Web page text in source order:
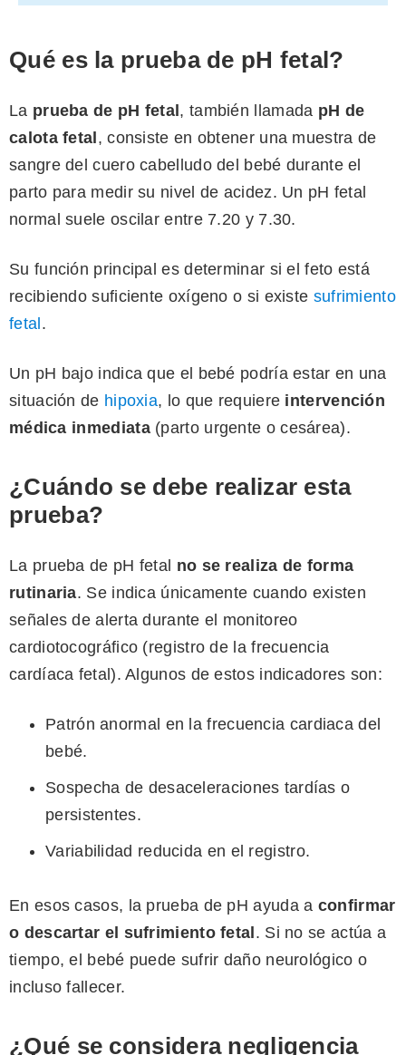
Qué es la prueba de pH fetal?
La prueba de pH fetal , también llamada pH de
calota fetal , consiste en obtener una muestra de
sangre del cuero cabelludo del bebé durante el
parto para medir su nivel de acidez. Un pH fetal
normal suele oscilar entre 7.20 y 7.30.
Su función principal es determinar si el feto está
recibiendo suficiente oxígeno o si existe sufrimiento
fetal .
Un pH bajo indica que el bebé podría estar en una
situación de hipoxia, lo que requiere intervención
médica inmediata(parto urgente o cesárea).
¿Cuándo se debe realizar esta
prueba?
La prueba de pH fetal no se realiza de forma
rutinaria. Se indica únicamente cuando existen
señales de alerta durante el monitoreo
cardiotocográfico (registro de la frecuencia
cardíaca fetal). Algunos de estos indicadores son:
Patrón anormal en la frecuencia cardiaca del
bebé.
Sospecha de desaceleraciones tardías o
persistentes.
Variabilidad reducida en el registro.
En esos casos, la prueba de pH ayuda a confirmar
o descartar el sufrimiento fetal . Si no se actúa a
tiempo, el bebé puede sufrir daño neurológico o
incluso fallecer.
¿Qué se considera negligencia